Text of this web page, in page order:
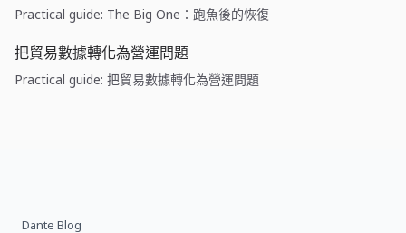
Practical guide: The Big One：跑魚後的恢復
把貿易數據轉化為營運問題
Practical guide: 把貿易數據轉化為營運問題
Dante Blog